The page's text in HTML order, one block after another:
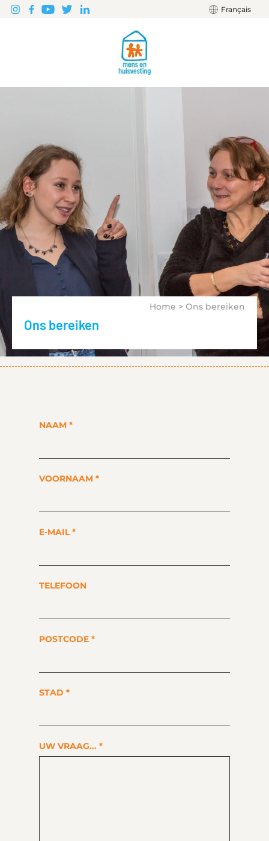
Français
Home > Ons bereiken
Ons bereiken
NAAM *
VOORNAAM *
E-MAIL *
TELEFOON
POSTCODE *
STAD *
UW VRAAG... *